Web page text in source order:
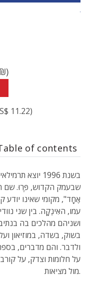
price
discount
₪)
11.22)
of contents
בשנת 1996
שבעמק הקדוש, פֶֶּרוּ. שם
אֶֶחָָד", מקומי שאינו יודע
עמו, האִִינְְקָָה. בין שני
ושניהם מהלכים בה
בשוק, בשדה, במוזיאון
ולדבר. והם מדברים,
על חלומות וצדק, על
מול מציאות.